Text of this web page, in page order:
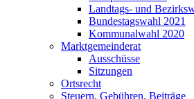
Landtags- und
Bundestagswahl 2021
Kommunalwahl 2020
Marktgemeinderat
Ausschüsse
Sitzungen
Ortsrecht
Steuern, Gebühren, Beiträge